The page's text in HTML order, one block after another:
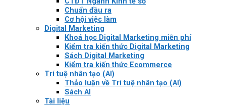
Chuẩn đầu ra
Cơ hội việc làm
Digital Marketing
Khoá học Digital Marketing miễn phí
Kiểm tra kiến thức Digital Marketing
Sách Digital Marketing
Kiểm tra kiến thức Ecommerce
Trí tuệ nhân tạo (AI)
Thảo luận về Trí tuệ nhân tạo (AI)
Sách AI
Tài liệu